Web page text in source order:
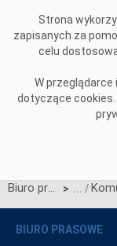
Strona
zapisanych za
celu
W
dotyczące cookies.
Biuro prasowe >
BIURO PRASOWE